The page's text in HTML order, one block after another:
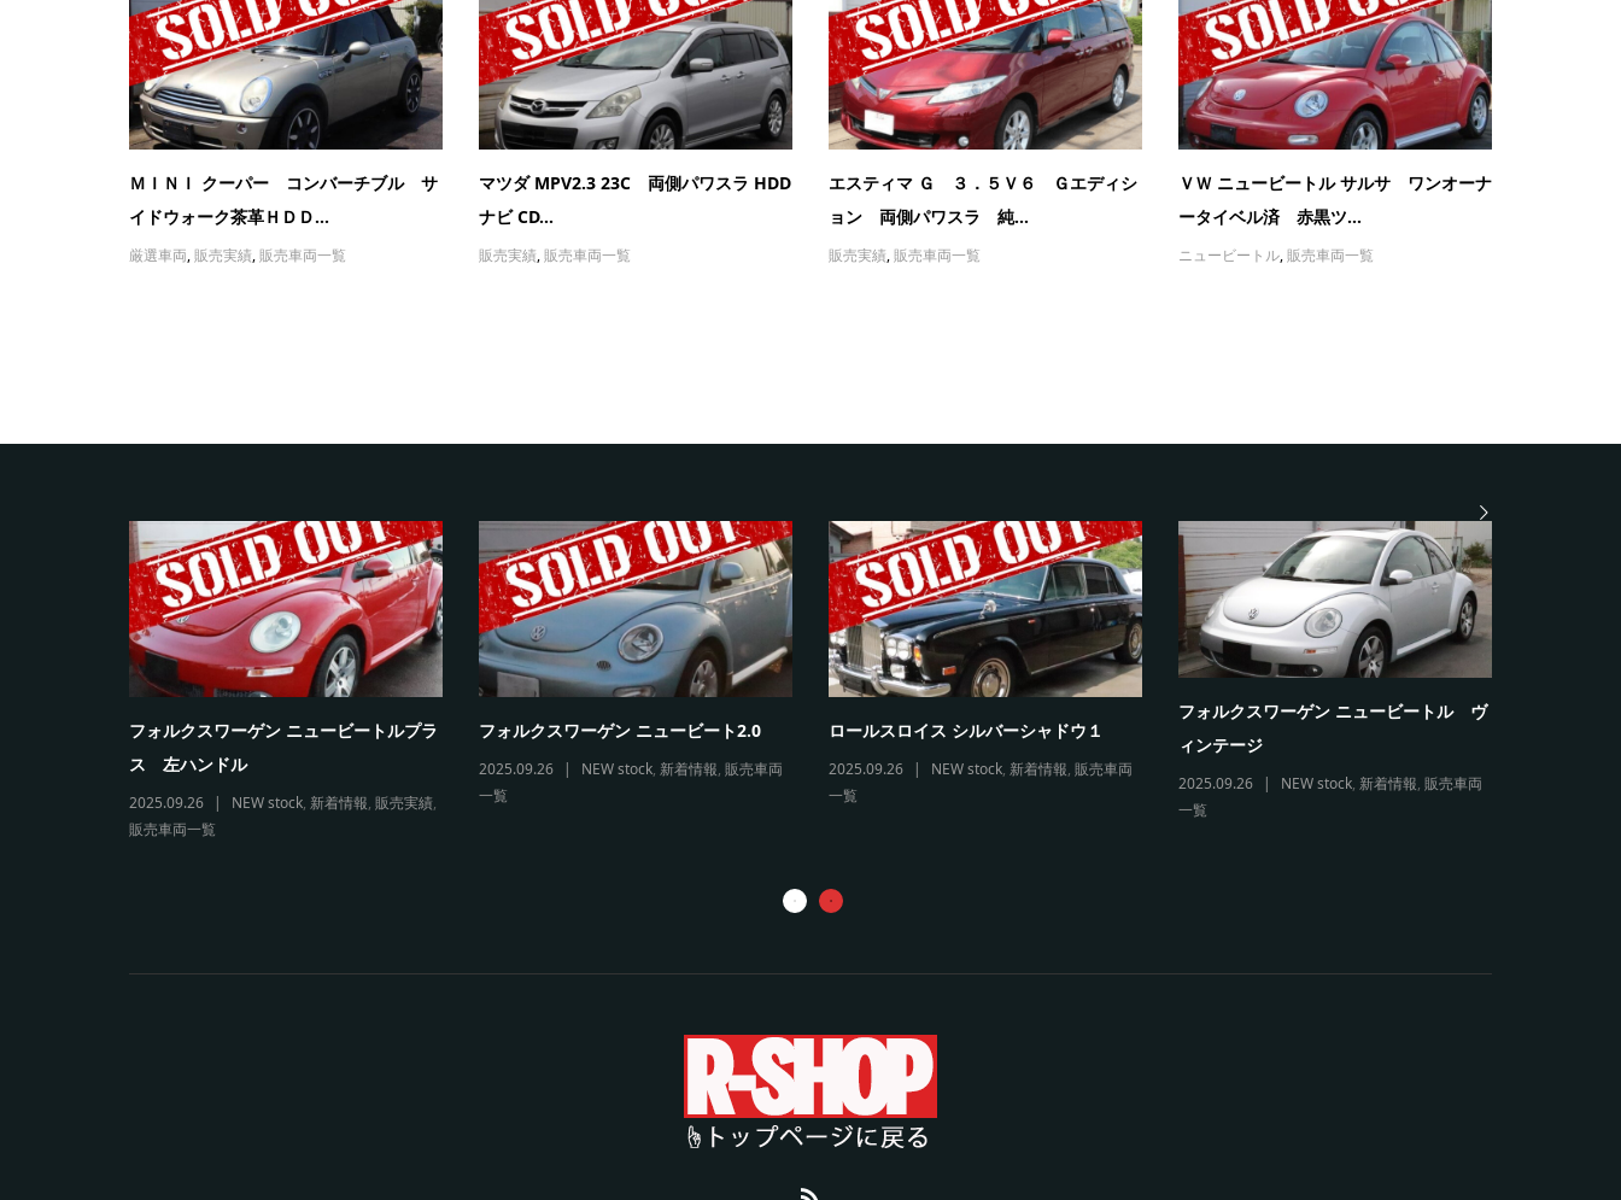
ＭＩＮＩ クーパー コンバーチブル サ
イドウォーク茶革ＨＤＤ...
厳選車両,販売実績,販売車両一覧
マツダ MPV2.3 23C 両側パワスラ HDD
ナビ CD...
販売実績,販売車両一覧
エスティマ Ｇ ３．５Ｖ６ Ｇエディシ
ョン 両側パワスラ 純...
販売実績,販売車両一覧
ＶＷ ニュービートル サルサ ワンオーナ
ータイベル済 赤黒ツ...
ニュービートル,販売車両一覧
フォルクスワーゲン ニュービートルプラ
ス 左ハンドル
2025.09.26 NEW stock, 新着情報, 販売実績,
販売車両一覧
フォルクスワーゲン ニュービート2.0
2025.09.26 NEW stock, 新着情報, 販売車両
一覧
ロールスロイス シルバーシャドウ１
2025.09.26 NEW stock, 新着情報, 販売車両
一覧
フォルクスワーゲン ニュービートル ヴ
ィンテージ
2025.09.26 NEW stock, 新着情報, 販売車両
一覧